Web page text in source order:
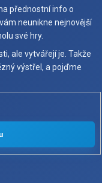
přednostní info o
neunikne nejnovější
své hry.
ale vytvářejí je. Takže
výstřel, a pojďme